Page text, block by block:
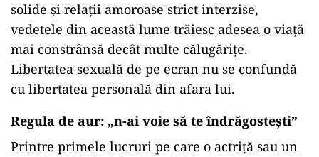
solide și relații amoroase strict interzise,
vedetele din această lume trăiesc adesea o viață
mai constrânsă decât multe călugărițe.
Libertatea sexuală de pe ecran nu se confundă
cu libertatea personală din afara lui.
Regula de aur: „n-ai voie să te îndrăgostești”
Printre primele lucruri pe care o actriță sau un